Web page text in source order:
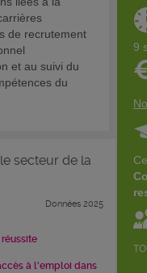
de recrutement
et au suivi du
du
secteur de la
Données 2025
à l'emploi dans
9